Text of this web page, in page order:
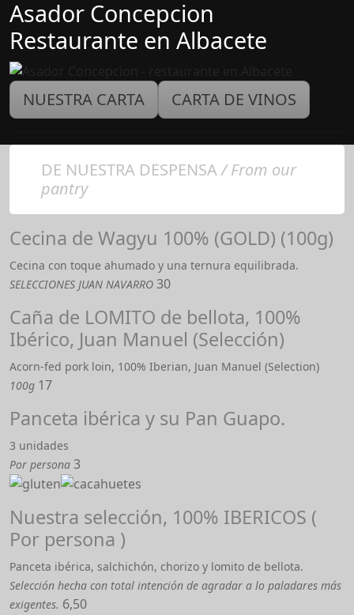
Asador Concepcion
Restaurante en Albacete
NUESTRA CARTA CARTA DE VINOS
DE NUESTRA DESPENSA/ From our
pantry
Cecina de Wagyu 100% (GOLD) (100g)
Cecina con toque ahumado y una ternura equilibrada.
SELECCIONES JUAN NAVARRO 30
Caña de LOMITO de bellota, 100%
Ibérico, Juan Manuel (Selección)
Acorn-fed pork loin, 100% Iberian, Juan Manuel (Selection)
100g 17
Panceta ibérica y su Pan Guapo.
3 unidades
Por persona 3
Nuestra selección, 100% IBERICOS (
Por persona )
Panceta ibérica, salchichón, chorizo y lomito de bellota.
Selección hecha con total intención de agradar a lo paladares más
exigentes. 6,50